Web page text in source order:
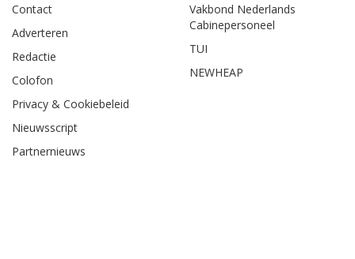
Contact
Adverteren
Redactie
Colofon
Privacy & Cookiebeleid
Nieuwsscript
Partnernieuws
Vakbond Nederlands
Cabinepersoneel
TUI
NEWHEAP